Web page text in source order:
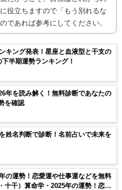
役立ちますので「もう別れるな
であれば参考にしてください。
キング発表！星座と血液型と干支の
半期運勢ランキング！
年を読み解く！無料診断であなたの
を確認
姓名判断で診断！名前占いで未来を
の運勢！恋愛運や仕事運などを無料
十干）算命学・2025年の運勢！恋愛